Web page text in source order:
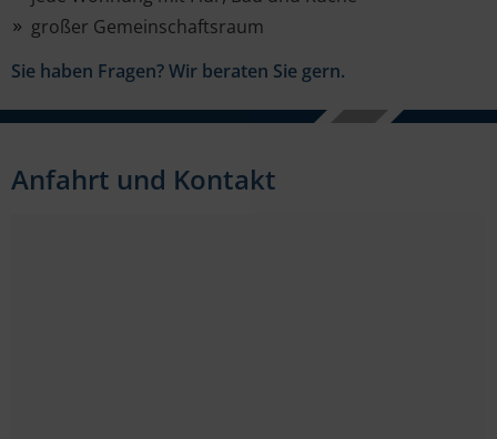
großer Gemeinschaftsraum
Sie haben Fragen? Wir beraten Sie gern.
Anfahrt und Kontakt